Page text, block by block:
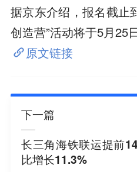
据京东介绍，报名截止
创造营”活动将于5月25
原文链接
下一篇
长三角海铁联运提前
比增长11.3%